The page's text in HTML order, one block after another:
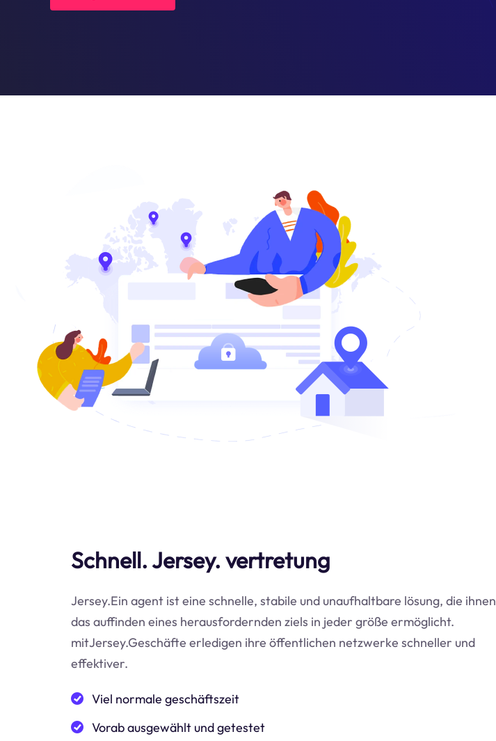
Schnell. Jersey. vertretung
Jersey.Ein agent ist eine schnelle, stabile und unaufhaltbare lösung, die ihnen
das auffinden eines herausfordernden ziels in jeder größe ermöglicht.
mitJersey.Geschäfte erledigen ihre öffentlichen netzwerke schneller und
effektiver.
Viel normale geschäftszeit
Vorab ausgewählt und getestet